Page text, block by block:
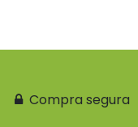
Compra segura